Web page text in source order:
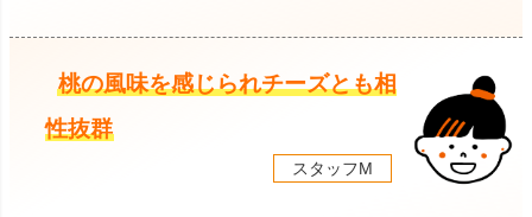
桃の風味を感じられチーズとも相
性抜群
スタッフM